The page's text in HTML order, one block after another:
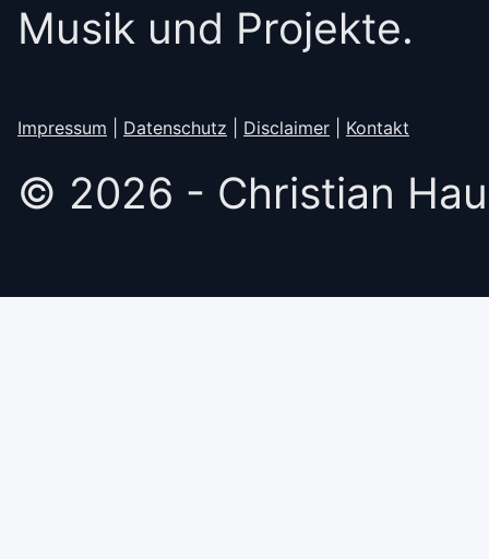
Musik und Projekte.
Impressum Datenschutz Disclaimer Kontakt
© 2026 - Christian